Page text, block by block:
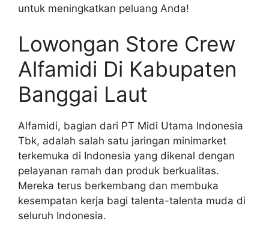
untuk meningkatkan peluang Anda!
Lowongan Store Crew
Alfamidi Di Kabupaten
Banggai Laut
Alfamidi, bagian dari PT Midi Utama Indonesia
Tbk, adalah salah satu jaringan minimarket
terkemuka di Indonesia yang dikenal dengan
pelayanan ramah dan produk berkualitas.
Mereka terus berkembang dan membuka
kesempatan kerja bagi talenta-talenta muda di
seluruh Indonesia.